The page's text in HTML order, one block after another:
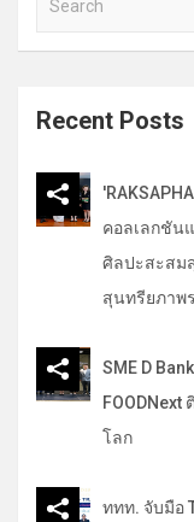
a
c
Recent Posts
คอลเลกชัน
ศิลปะสะสม
สุนทรียภาพ
SME D
โลก
ททท. จับมือ